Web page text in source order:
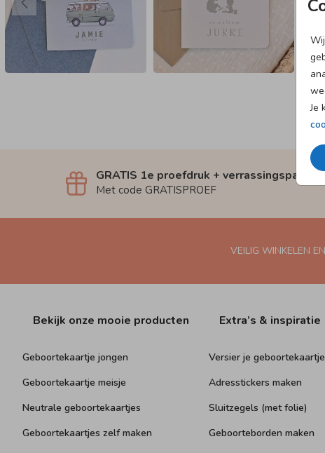
Je
GRATIS 1e proefdruk + verrassingspakket
Met code GRATISPROEF
VEILIG WINKELEN
Bekijk onze mooie producten
Geboortekaartje jongen
Geboortekaartje meisje
Neutrale geboortekaartjes
Geboortekaartjes zelf maken
Extra’s & inspiratie
Versier je geboortekaartje
Adresstickers maken
Sluitzegels (met folie)
Geboorteborden maken